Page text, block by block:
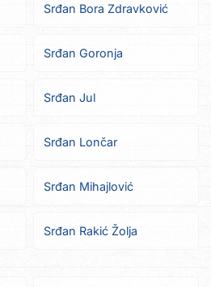
Srđan Bora Zdravković
Srđan Goronja
Srđan Jul
Srđan Lončar
Srđan Mihajlović
Srđan Rakić Žolja